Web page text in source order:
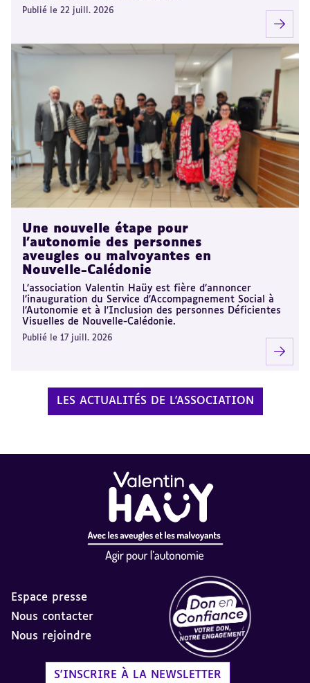
Publié le 22 juill. 2026
Une nouvelle étape pour
l’autonomie des personnes
aveugles ou malvoyantes en
Nouvelle-Calédonie
L’association Valentin Haüy est fière d’annoncer
l’inauguration du Service d’Accompagnement Social à
l’Autonomie et à l’Inclusion des personnes Déficientes
Visuelles de Nouvelle-Calédonie.
Publié le 17 juill. 2026
LES ACTUALITÉS DE L'ASSOCIATION
Espace presse
Nous contacter
Nous rejoindre
S'INSCRIRE À LA NEWSLETTER